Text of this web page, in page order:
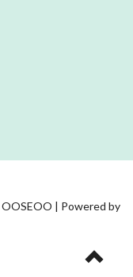
OOSEOO | Powered by